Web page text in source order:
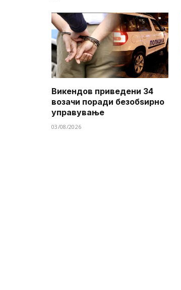
Викендов приведени 34
возачи поради безобѕирно
управување
03/08/2026